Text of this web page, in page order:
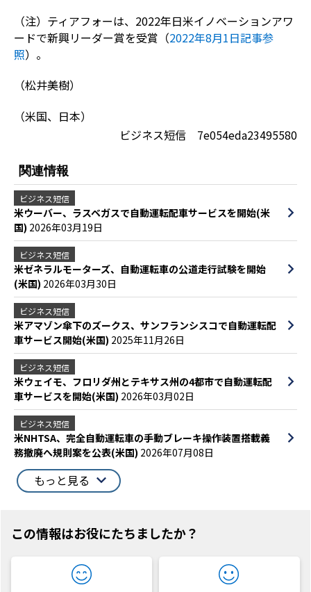
（注）ティアフォーは、2022年日米イノベーションアワ
ードで新興リーダー賞を受賞（2022年8月1日記事参
照）。
（松井美樹）
（米国、日本）
ビジネス短信 7e054eda23495580
関連情報
ビジネス短信
米ウーバー、ラスベガスで自動運転配車サービスを開始(米
国) 2026年03月19日
ビジネス短信
米ゼネラルモーターズ、自動運転車の公道走行試験を開始
(米国) 2026年03月30日
ビジネス短信
米アマゾン傘下のズークス、サンフランシスコで自動運転配
車サービス開始(米国) 2025年11月26日
ビジネス短信
米ウェイモ、フロリダ州とテキサス州の4都市で自動運転配
車サービスを開始(米国) 2026年03月02日
ビジネス短信
米NHTSA、完全自動運転車の手動ブレーキ操作装置搭載義
務撤廃へ規則案を公表(米国) 2026年07月08日
もっと見る
この情報はお役にたちましたか？